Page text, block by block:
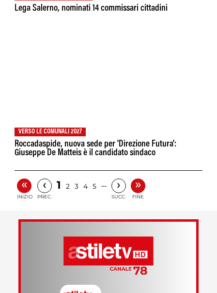
Lega Salerno, nominati 14 commissari cittadini
VERSO LE COMUNALI 2027
Roccadaspide, nuova sede per 'Direzione Futura':
Giuseppe De Matteis è il candidato sindaco
«
INIZIO
‹
PREC.
1 2 3 4 5 … ›
SUCC.
»
FINE